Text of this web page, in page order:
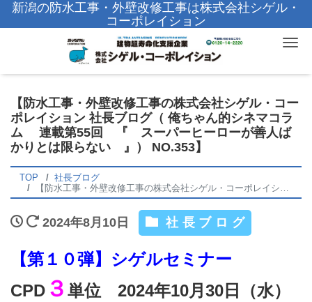
新潟の防水工事・外壁改修工事は株式会社シゲル・
コーポレイション
【防水工事・外壁改修工事の株式会社シゲル・コー
ポレイション 社長ブログ（ 俺ちゃん的シネマコラ
ム 連載第55回 『 スーパーヒーローが善人ば
かりとは限らない 』） NO.353】
TOP
社長ブログ
【防水工事・外壁改修工事の株式会社シゲル・コーポレイション 社長ブログ（ 俺ちゃん的シネマコラム 連載第55回 『 スーパーヒーローが善人ばかりとは限らない 』） NO.353】
2024年8月10日 社長ブログ
【第１０弾】シゲルセミナー
CPD ３ 単位 2024年10月30日（水）